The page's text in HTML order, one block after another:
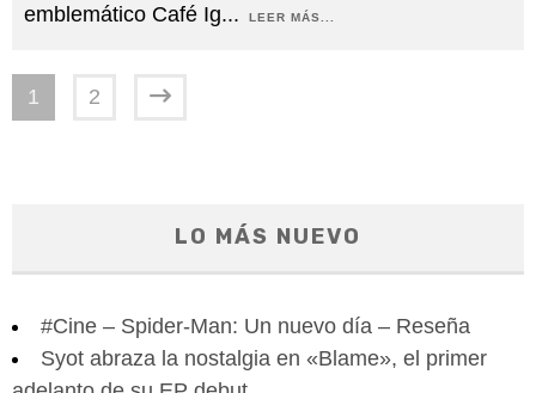
emblemático Café Ig... LEER MÁS...
1 2
LO MÁS NUEVO
#Cine – Spider-Man: Un nuevo día – Reseña
Syot abraza la nostalgia en «Blame», el primer